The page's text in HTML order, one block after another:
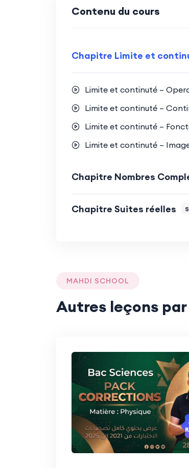
Contenu du cours
Chapitre Limite et
Limite et continuté –
Limite et continuté –
Limite et continuté –
Limite et continuté –
Chapitre Nombres
Chapitre Suites réelles
MAHDI SCHOOL
Autres leçons par